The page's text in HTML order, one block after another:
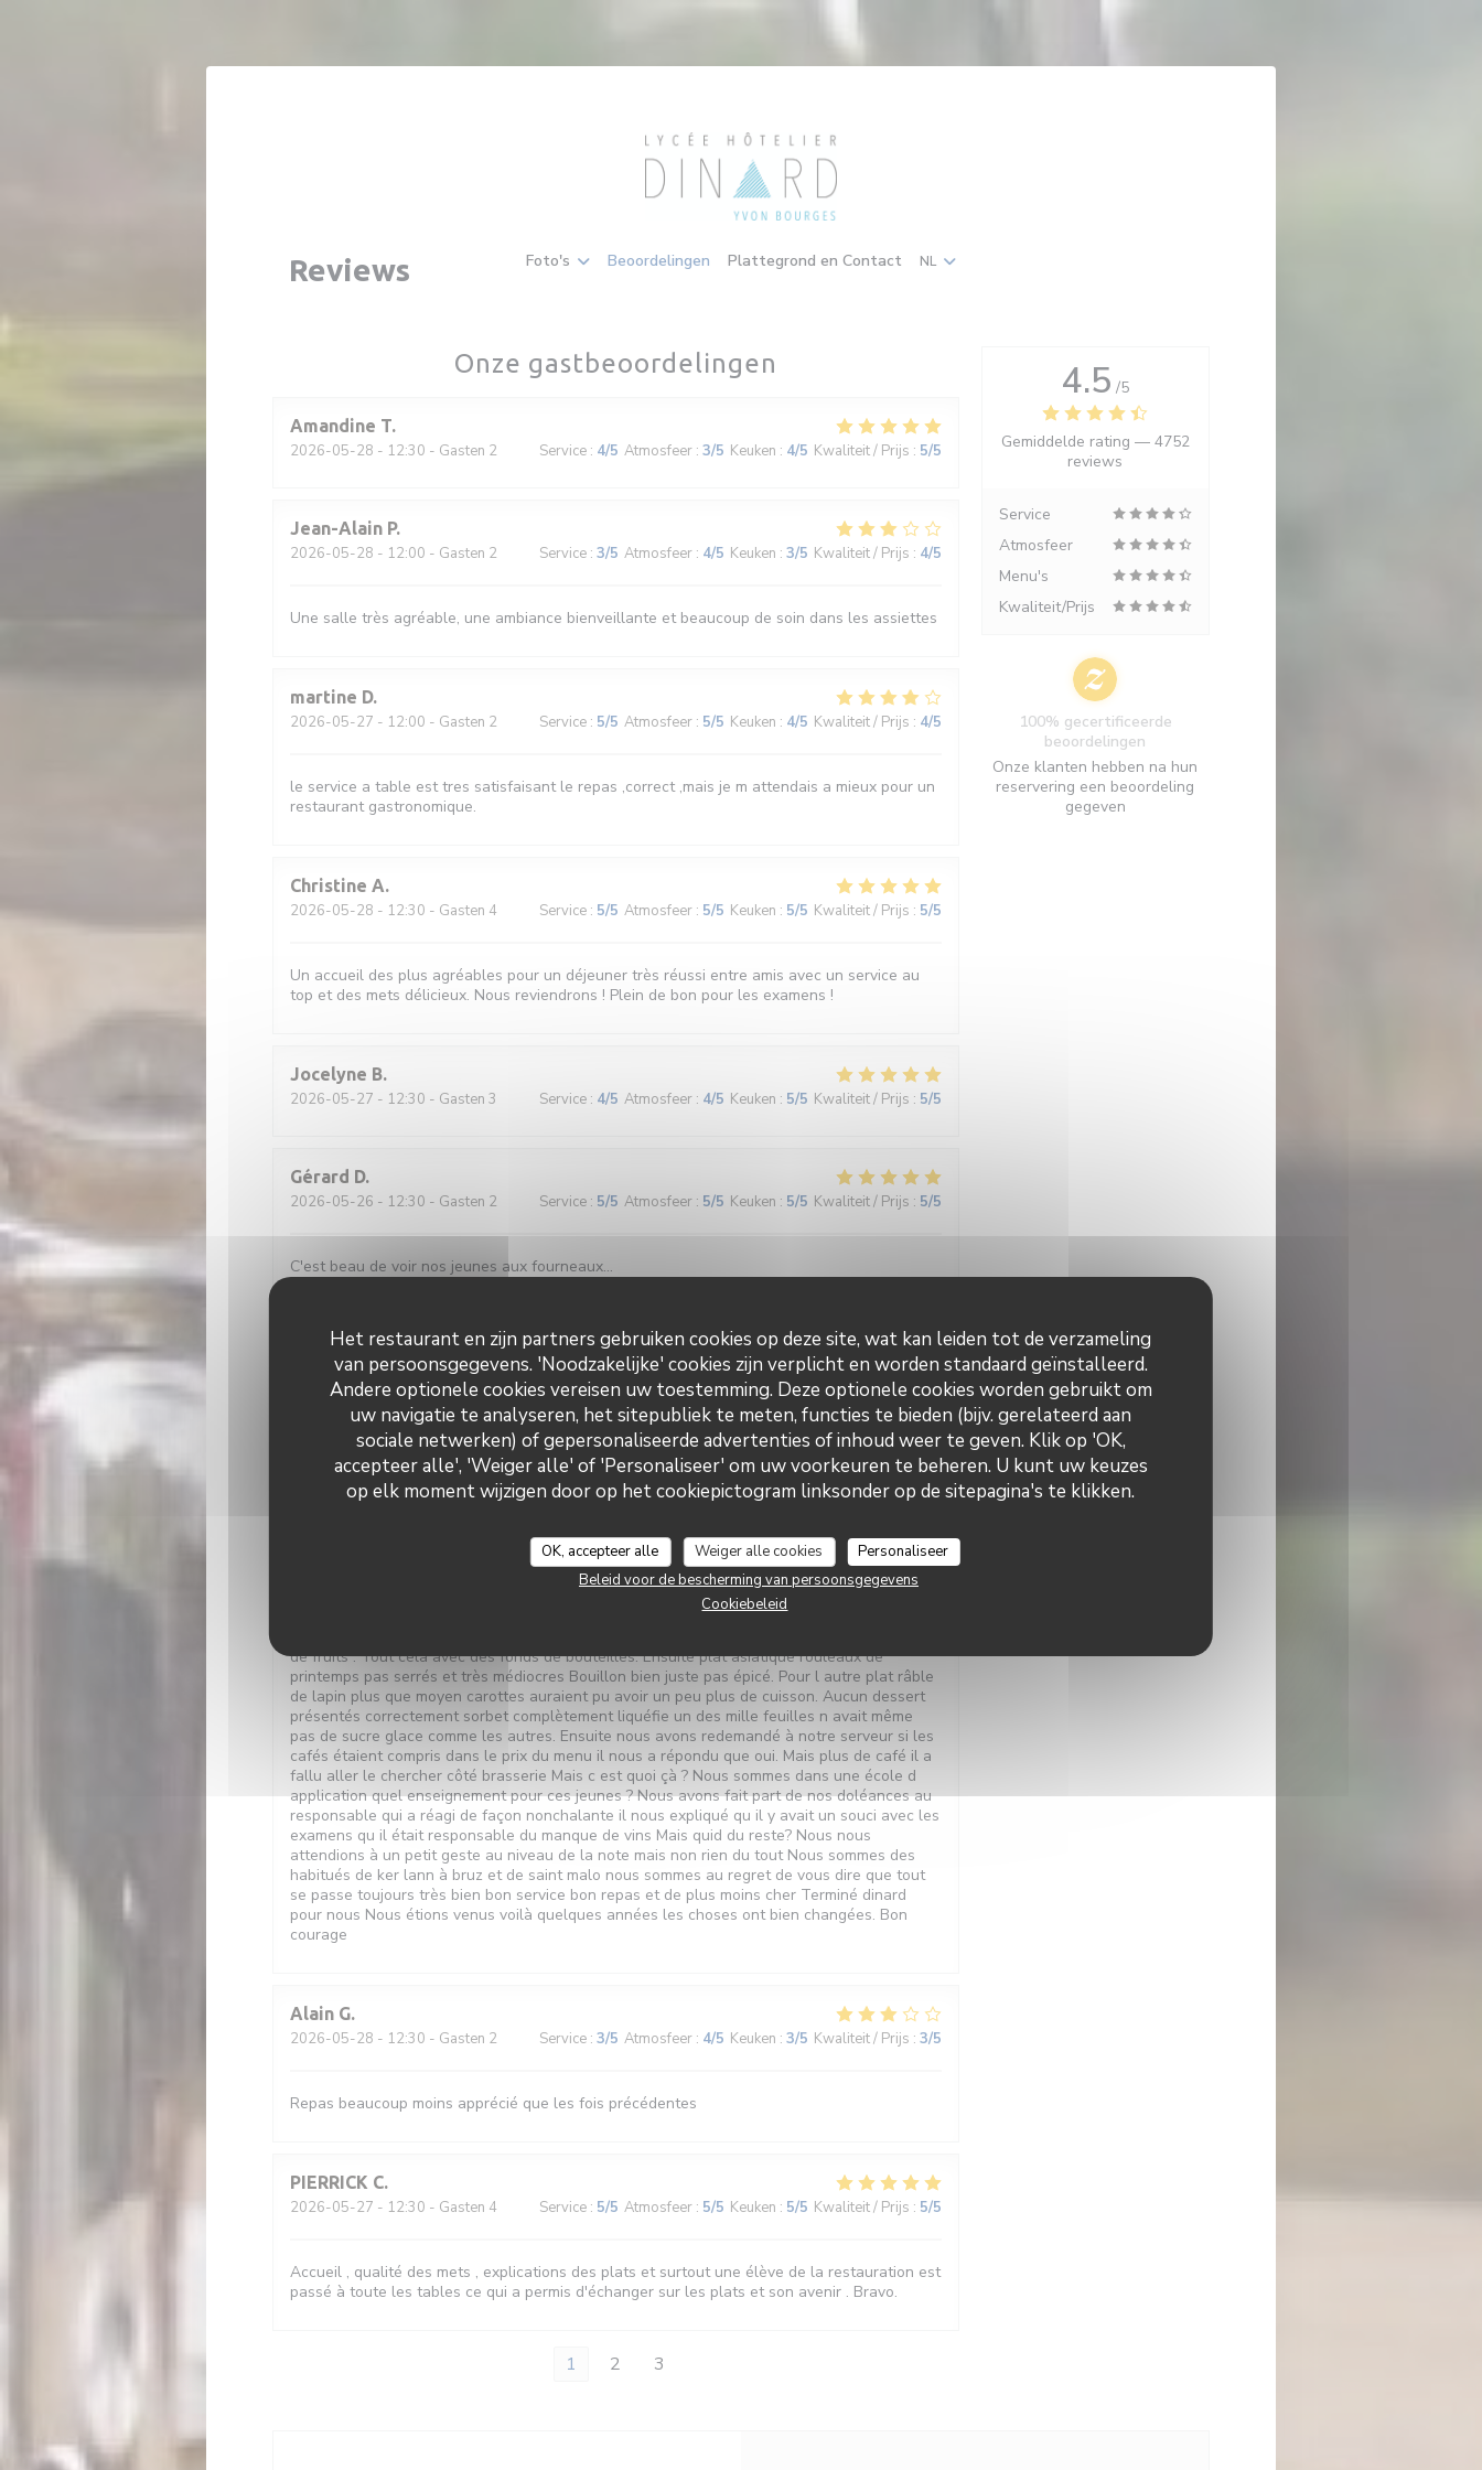
Het restaurant en zijn partners gebruiken cookies op deze site, wat kan leiden tot de verzameling
van persoonsgegevens. 'Noodzakelijke' cookies zijn verplicht en worden standaard geïnstalleerd.
Andere optionele cookies vereisen uw toestemming. Deze optionele cookies worden gebruikt om
uw navigatie te analyseren, het sitepubliek te meten, functies te bieden (bijv. gerelateerd aan
sociale netwerken) of gepersonaliseerde advertenties of inhoud weer te geven. Klik op 'OK,
accepteer alle', 'Weiger alle' of 'Personaliseer' om uw voorkeuren te beheren. U kunt uw keuzes
op elk moment wijzigen door op het cookiepictogram linksonder op de sitepagina's te klikken.
OK, accepteer alle Weiger alle cookies
Personaliseer
Beleid voor de bescherming van persoonsgegevens
Cookiebeleid
Foto's Beoordelingen Plattegrond en Contact NL
Reviews
Onze gastbeoordelingen
Amandine T
2026-05-28 - 12:30 - Gasten 2 Service: 4/5 Atmosfeer: 3/5 Keuken : 4/5 Kwaliteit / Prijs : 5/5
Jean-Alain P
2026-05-28 - 12:00 - Gasten 2 Service: 3/5 Atmosfeer: 4/5 Keuken : 3/5 Kwaliteit / Prijs : 4/5
Une salle très agréable, une ambiance bienveillante et beaucoup de soin dans les assiettes
martine D
2026-05-27 - 12:00 - Gasten 2 Service: 5/5 Atmosfeer: 5/5 Keuken : 4/5 Kwaliteit / Prijs : 4/5
le service a table est tres satisfaisant le repas ,correct ,mais je m attendais a mieux pour un
restaurant gastronomique.
Christine A
2026-05-28 - 12:30 - Gasten 4 Service: 5/5 Atmosfeer: 5/5 Keuken : 5/5 Kwaliteit / Prijs : 5/5
Un accueil des plus agréables pour un déjeuner très réussi entre amis avec un service au
top et des mets délicieux. Nous reviendrons ! Plein de bon pour les examens !
Jocelyne B
2026-05-27 - 12:30 - Gasten 3 Service: 4/5 Atmosfeer: 4/5 Keuken : 5/5 Kwaliteit / Prijs : 5/5
Gérard D
2026-05-26 - 12:30 - Gasten 2 Service: 5/5 Atmosfeer: 5/5 Keuken : 5/5 Kwaliteit / Prijs : 5/5
C'est beau de voir nos jeunes aux fourneaux...
Jean René D
2026-05-26- 12:30 - Gasten 2 Service:4/5 Atmosfeer:4/5 Keuken:4 /5 Kwaliteit / Prijs:5/5
Lucrece C
2026-05-28- 12:30 - Gasten 5 Service: /5 Atmosfeer:2/5 Keuken: 2/5 Kwaliteit / Prijs: 1/5
Nous étions prévu pour 12h30 Nous sommes arrivés à l heure Plus de vin ni rouge ni blanc
Nous avons eu des fonds de bouteille en encore une personne a reçu vraiment un fond de
verre. Ensuite plus de pain.. Par ailleurs nous avons demandé si apéritif était compris le petit
étudiant n ayant pas la réponse est allé se renseigner auprès de son responsable. La
question ou la réponse peut être mal comprise mais enfin on nous a répondu que oui. Nous
de fruits . Tout cela avec des fonds de bouteilles. Ensuite plat asiatique rouleaux de
printemps pas serrés et très médiocres Bouillon bien juste pas épicé. Pour l autre plat râble
de lapin plus que moyen carottes auraient pu avoir un peu plus de cuisson. Aucun dessert
présentés correctement sorbet complètement liquéfie un des mille feuilles n avait même
pas de sucre glace comme les autres. Ensuite nous avons redemandé à notre serveur si les
cafés étaient compris dans le prix du menu il nous a répondu que oui. Mais plus de café il a
fallu aller le chercher côté brasserie Mais c est quoi çà ? Nous sommes dans une école d
application quel enseignement pour ces jeunes ? Nous avons fait part de nos doléances au
responsable qui a réagi de façon nonchalante il nous expliqué qu il y avait un souci avec les
examens qu il était responsable du manque de vins Mais quid du reste? Nous nous
attendions à un petit geste au niveau de la note mais non rien du tout Nous sommes des
habitués de ker lann à bruz et de saint malo nous sommes au regret de vous dire que tout
se passe toujours très bien bon service bon repas et de plus moins cher Terminé dinard
pour nous Nous étions venus voilà quelques années les choses ont bien changées. Bon
courage
Alain G
2026-05-28 - 12:30 - Gasten 2 Service: 3/5 Atmosfeer: 4/5 Keuken : 3/5 Kwaliteit / Prijs : 3/5
Repas beaucoup moins apprécié que les fois précédentes
PIERRICK C
2026-05-27 - 12:30 - Gasten 4 Service: 5/5 Atmosfeer: 5/5 Keuken : 5/5 Kwaliteit / Prijs : 5/5
Accueil , qualité des mets , explications des plats et surtout une élève de la restauration est
passé à toute les tables ce qui a permis d'échanger sur les plats et son avenir . Bravo.
1 2 3
4.5 /5
Gemiddelde rating — 4752
reviews
Service
Atmosfeer
Menu's
Kwaliteit/Prijs
100% gecertificeerde
beoordelingen
Onze klanten hebben na hun
reservering een beoordeling
gegeven